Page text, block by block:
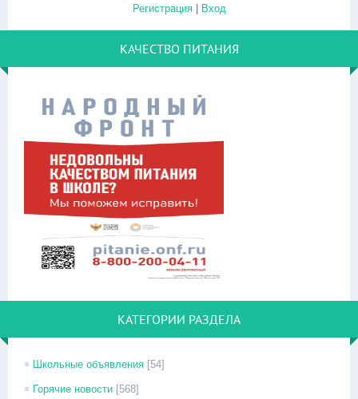
Регистрация| Вход
КАЧЕСТВО ПИТАНИЯ
КАТЕГОРИИ РАЗДЕЛА
Школьные объявления [54]
Горячие новости [568]